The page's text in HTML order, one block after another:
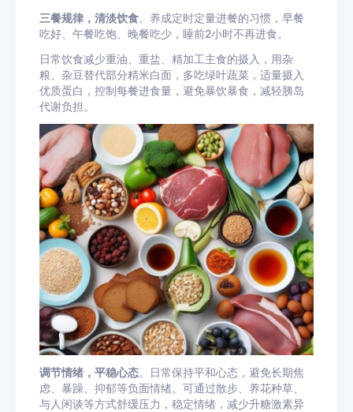
三餐规律，清淡饮食。养成定时定量进餐的习惯，早餐
吃好、午餐吃饱、晚餐吃少，睡前2小时不再进食。
日常饮食减少重油、重盐、精加工主食的摄入，用杂
粮、杂豆替代部分精米白面，多吃绿叶蔬菜，适量摄入
优质蛋白，控制每餐进食量，避免暴饮暴食，减轻胰岛
代谢负担。
调节情绪，平稳心态。日常保持平和心态，避免长期焦
虑、暴躁、抑郁等负面情绪。可通过散步、养花种草、
与人闲谈等方式舒缓压力，稳定情绪，减少升糖激素异